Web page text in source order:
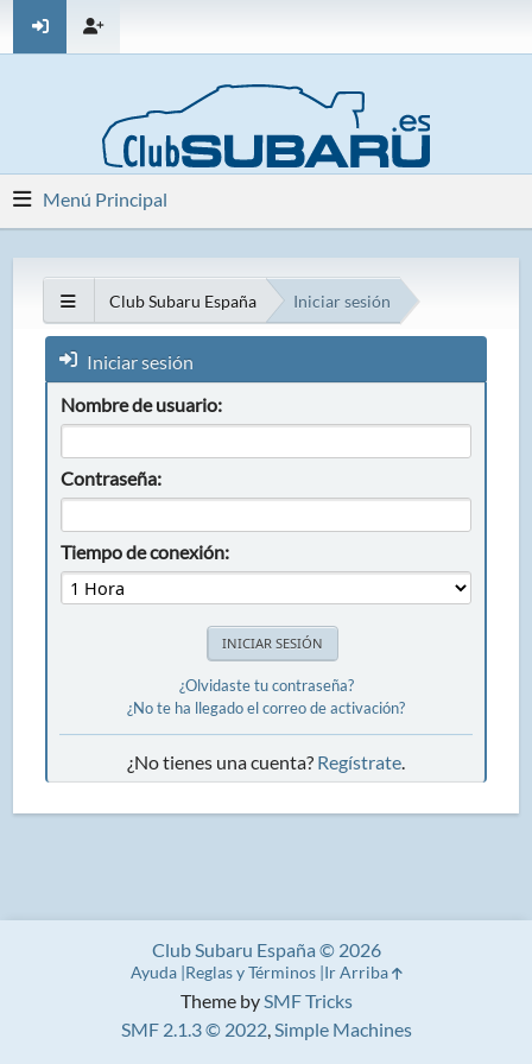
Menú Principal
Club Subaru España Iniciar sesión
Iniciar sesión
Nombre de usuario:
Contraseña:
Tiempo de conexión:
¿Olvidaste tu contraseña?
¿No te ha llegado el correo de activación?
¿No tienes una cuenta? Regístrate
Theme bySMF Tricks
SMF 2.1.3 © 2022,Simple Machines
Club Subaru España © 2026
Ayuda Reglas y Términos Ir Arriba